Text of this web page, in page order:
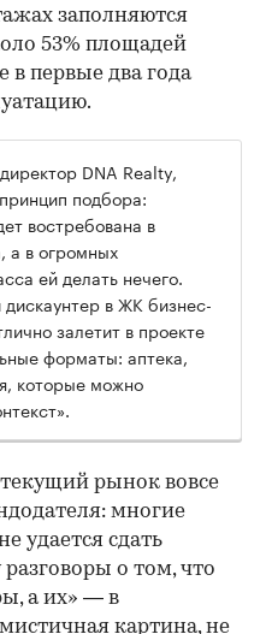
заполняются
53% площадей
в первые два года
DNA Realty,
подбора:
востребована в
а в огромных
ей делать нечего.
в ЖК бизнес-
залетит в проекте
форматы: аптека,
которые можно
рынок вовсе
многие
удается сдать
о том, что
а их» — в
картина, не